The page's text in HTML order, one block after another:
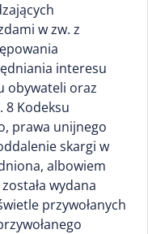
w zw. z
interesu
obywateli oraz
8 Kodeksu
prawa unijnego
skargi w
albowiem
wydana
przywołanych